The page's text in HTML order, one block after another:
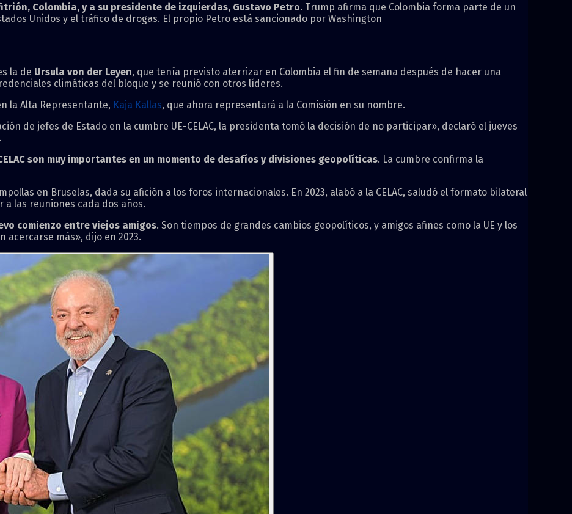
Colombia, y a su presidente de izquierdas, Gustavo Petro. Trump afirma que Colombia forma parte de un
Unidos y el tráfico de drogas. El propio Petro está sancionado por Washington
la de Ursula von der Leyen, que tenía previsto aterrizar en Colombia el fin de semana después de hacer una
climáticas del bloque y se reunió con otros líderes.
la Alta Representante, Kaja Kallas, que ahora representará a la Comisión en su nombre.
de jefes de Estado en la cumbre UE-CELAC, la presidenta tomó la decisión de no participar», declaró el jueves
son muy importantes en un momento de desafíos y divisiones geopolíticas. La cumbre confirma la
en Bruselas, dada su afición a los foros internacionales. En 2023, alabó a la CELAC, saludó el formato bilateral
las reuniones cada dos años.
comienzo entre viejos amigos. Son tiempos de grandes cambios geopolíticos, y amigos afines como la UE y los
acercarse más», dijo en 2023.